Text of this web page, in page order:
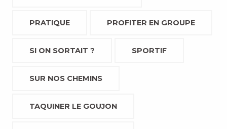
PRATIQUE PROFITER EN GROUPE
SI ON SORTAIT ? SPORTIF
SUR NOS CHEMINS
TAQUINER LE GOUJON